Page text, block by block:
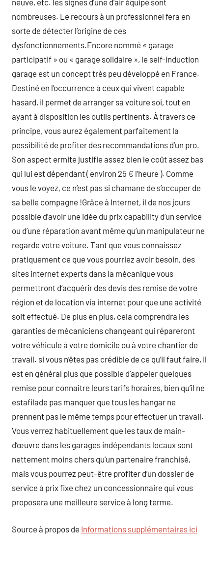
neuve, etc. les signes d’une d’air équipé sont
nombreuses. Le recours à un professionnel fera en
sorte de détecter l’origine de ces
dysfonctionnements.Encore nommé « garage
participatif » ou « garage solidaire », le self-induction
garage est un concept très peu développé en France.
Destiné en l’occurrence à ceux qui vivent capable
hasard, il permet de arranger sa voiture soi, tout en
ayant à disposition les outils pertinents. À travers ce
principe, vous aurez également parfaitement la
possibilité de profiter des recommandations d’un pro.
Son aspect ermite justifie assez bien le coût assez bas
qui lui est dépendant ( environ 25 € l’heure ). Comme
vous le voyez, ce n’est pas si chamane de s’occuper de
sa belle compagne !Grâce à Internet, il de nos jours
possible d’avoir une idée du prix capability d’un service
ou d’une réparation avant même qu’un manipulateur ne
regarde votre voiture. Tant que vous connaissez
pratiquement ce que vous pourriez avoir besoin, des
sites internet experts dans la mécanique vous
permettront d’acquérir des devis des remise de votre
région et de location via internet pour que une activité
soit effectué. De plus en plus, cela comprendra les
garanties de mécaniciens changeant qui répareront
votre véhicule à votre domicile ou à votre chantier de
travail. si vous n’êtes pas crédible de ce qu’il faut faire, il
est en général plus que possible d’appeler quelques
remise pour connaître leurs tarifs horaires, bien qu’il ne
estafilade pas manquer que tous les hangar ne
prennent pas le même temps pour effectuer un travail.
Vous verrez habituellement que les taux de main-
d’œuvre dans les garages indépendants locaux sont
nettement moins chers qu’un partenaire franchisé,
mais vous pourrez peut-être profiter d’un dossier de
service à prix fixe chez un concessionnaire qui vous
proposera une meilleure service à long terme.
Source à propos de Informations supplémentaires ici